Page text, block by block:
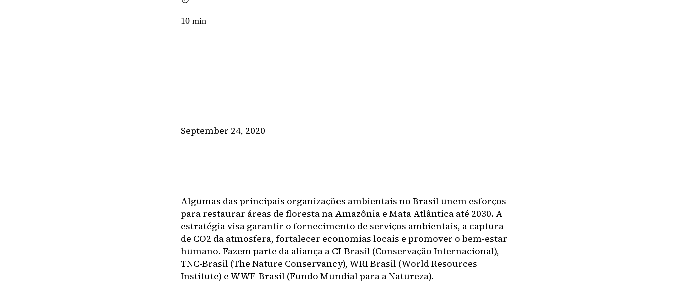
10 min
September 24, 2020
Algumas das principais organizações ambientais no Brasil unem esforços
para restaurar áreas de floresta na Amazônia e Mata Atlântica até 2030. A
estratégia visa garantir o fornecimento de serviços ambientais, a captura
de CO2 da atmosfera, fortalecer economias locais e promover o bem-estar
humano. Fazem parte da aliança a CI-Brasil (Conservação Internacional),
TNC-Brasil (The Nature Conservancy), WRI Brasil (World Resources
Institute) e WWF-Brasil (Fundo Mundial para a Natureza).